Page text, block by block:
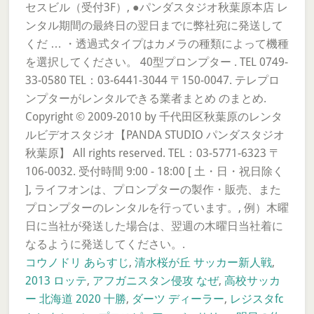
セスビル（受付3F）, ●パンダスタジオ秋葉原本店 レ
ンタル期間の最終日の翌日までに弊社宛に発送して
くだ … ・透過式タイプはカメラの種類によって機種
を選択してください。 40型プロンプター . TEL 0749-
33-0580 TEL：03-6441-3044 〒150-0047. テレプロ
ンプターがレンタルできる業者まとめ のまとめ.
Copyright © 2009-2010 by 千代田区秋葉原のレンタ
ルビデオスタジオ【PANDA STUDIO パンダスタジオ
秋葉原】 All rights reserved. TEL：03-5771-6323 〒
106-0032. 受付時間 9:00 - 18:00 [ 土・日・祝日除く
], ライフオンは、プロンプターの製作・販売、また
プロンプターのレンタルを行っています。, 例）木曜
日に当社が発送した場合は、翌週の木曜日当社着に
なるように発送してください。.
コウノドリ あらすじ, 清水桜が丘 サッカー新人戦,
2013 ロッテ, アフガニスタン侵攻 なぜ, 高校サッカ
ー 北海道 2020 十勝, ダーツ ディーラー, レジスタfc